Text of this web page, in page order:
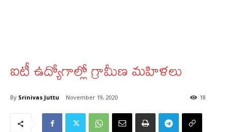
ఐటీ ఉద్యోగాల్లో గ్రామీణ మహిళలు
By Srinivas Juttu November 19, 2020 18